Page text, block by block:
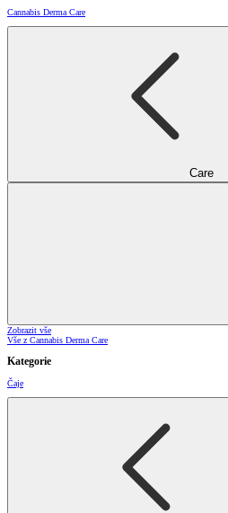
Cannabis Derma Care
Care
Zobrazit vše
Vše z Cannabis Derma Care
Kategorie
Čaje